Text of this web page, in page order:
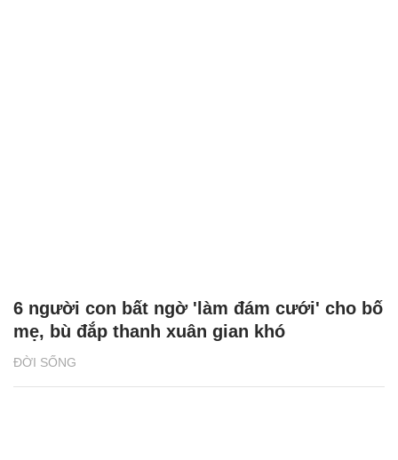
ĐỜI SỐNG
6 người con bất ngờ 'làm đám cưới' cho bố
mẹ, bù đắp thanh xuân gian khó